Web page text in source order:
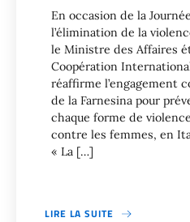
En occasion de la
l’élimination de la
le Ministre des Affaires
Coopération
réaffirme l’engagement
de la Farnesina pour
chaque forme de
contre les femmes, en
« La […]
LIRE LA SUITE